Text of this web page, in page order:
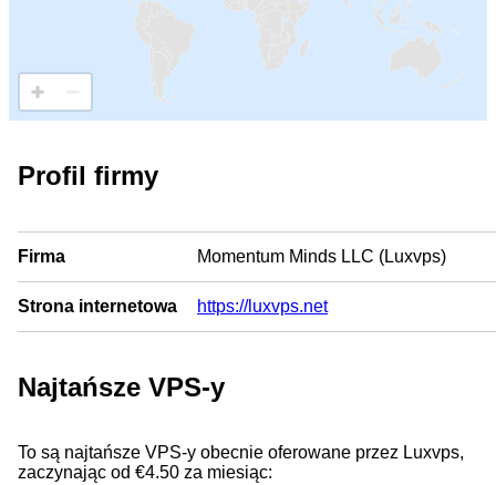
Profil firmy
Firma Momentum Minds LLC (Luxvps)
Strona internetowa https://luxvps.net
Najtańsze VPS-y
To są najtańsze VPS-y obecnie oferowane przez Luxvps,
zaczynając od €4.50 za miesiąc: